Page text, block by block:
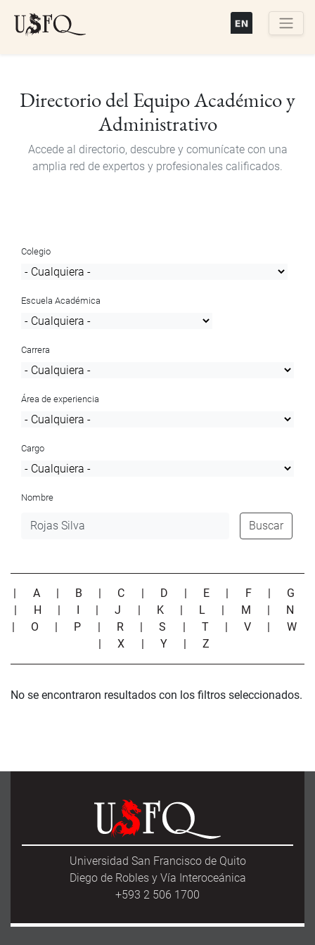
Directorio del Equipo Académico y
Administrativo
Accede al directorio, descubre y comunícate con una
amplia red de expertos y profesionales calificados.
Colegio
Escuela Académica
Carrera
Área de experiencia
Cargo
Nombre
Buscar
| A | B | C | D | E | F | G
| H | I |J | K | L | M | N
| O | P | R |S | T |V | W
|X | Y |Z
No se encontraron resultados con los filtros seleccionados.
Universidad San Francisco de Quito
Diego de Robles y Vía Interoceánica
+593 2 506 1700